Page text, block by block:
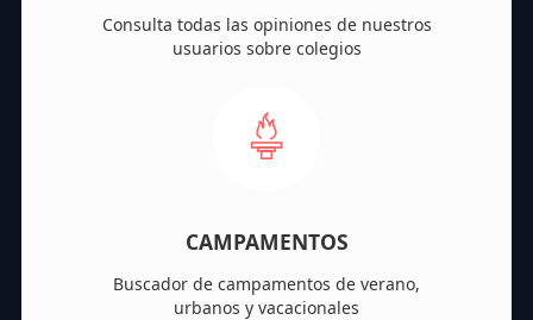
Consulta todas las opiniones de nuestros
usuarios sobre colegios
CAMPAMENTOS
Buscador de campamentos de verano,
urbanos y vacacionales